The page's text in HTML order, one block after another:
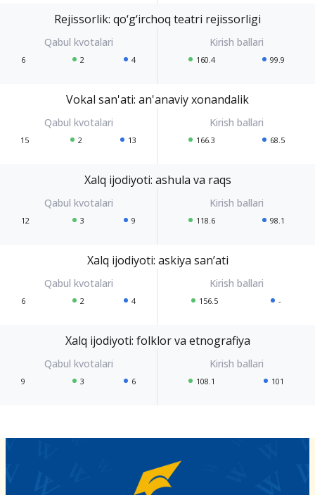
Rejissorlik: qo‘g‘irchoq teatri rejissorligi
6 2 4 160.4 99.9
Vokal san'ati: an'anaviy xonandalik
15 2 13 166.3 68.5
Xalq ijodiyoti: ashula va raqs
12 3 9 118.6 98.1
Xalq ijodiyoti: askiya san’ati
6 2 4 156.5 -
Xalq ijodiyoti: folklor va etnografiya
9 3 6 108.1 101